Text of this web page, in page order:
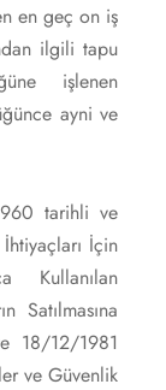
en geç on iş
ilgili tapu
işlenen
ayni ve
tarihli ve
İhtiyaçları İçin
Kullanılan
Satılmasına
18/12/1981
ve Güvenlik